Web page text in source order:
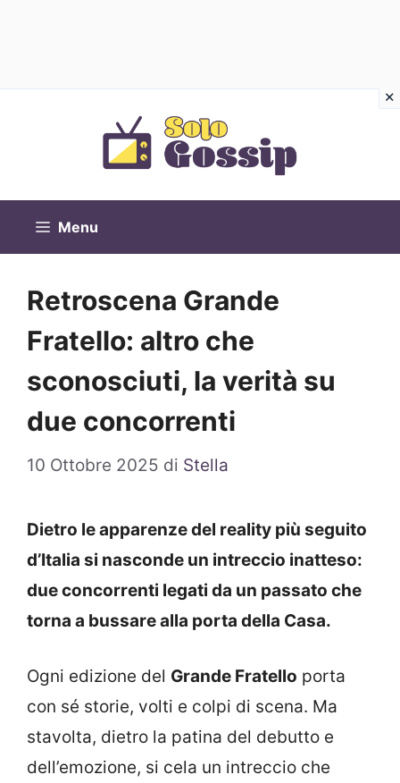
Menu
Retroscena Grande
Fratello: altro che
sconosciuti, la verità su
due concorrenti
10 Ottobre 2025 di Stella
Dietro le apparenze del reality più seguito
d’Italia si nasconde un intreccio inatteso:
due concorrenti legati da un passato che
torna a bussare alla porta della Casa.
Ogni edizione del Grande Fratello porta
con sé storie, volti e colpi di scena. Ma
stavolta, dietro la patina del debutto e
dell’emozione, si cela un intreccio che